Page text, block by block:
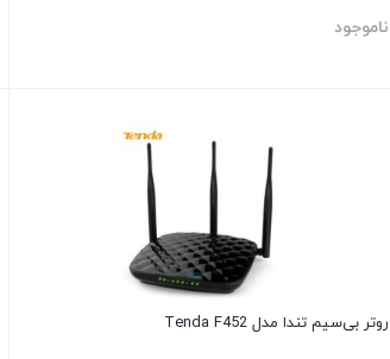
ناموجود
روتر بی‌سیم تندا مدل Tenda F452